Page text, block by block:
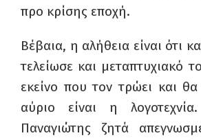
προ κρίσης εποχή.
Βέβαια, η αλήθεια είναι ότι
τελείωσε και μεταπτυχιακό
εκείνο που τον τρώει και
αύριο είναι η
Παναγιώτης ζητά